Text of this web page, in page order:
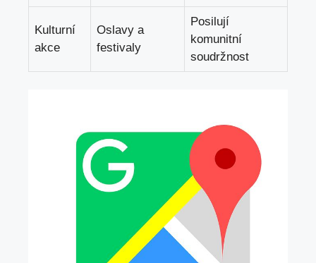
Kulturní
akce
Oslavy a
festivaly
Posilují
komunitní
soudržnost